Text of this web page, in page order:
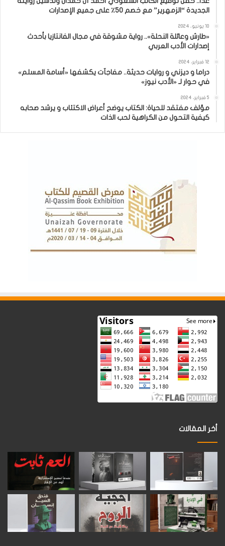
الجديدة “الزمهرير” مع خصم 50٪ على جميع الإصدارات
10 يونيو، 2024
«طارش وعائلة النحلة».. رواية مشوقة في مجال الفانتازيا بأحدث
إصدارات الأدب العربي
12 فبراير، 2024
دراما و ديزني و روايات حديثة.. مفاجآت يكشفها «أسامة المسلم»
في حوار لـ «الأدب نيوز»
5 فبراير، 2024
مؤلف مفتقد للحياة: الكتاب يوضح أعراض الاكتئاب و يرشد صحابه
كيفية التحول من الكراهية لحب الذات
أخر المقالات